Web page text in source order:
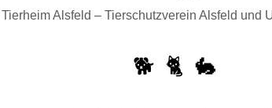
Tierheim Alsfeld – Tierschutzverein Alsfeld und
🐕 🐈 🐇